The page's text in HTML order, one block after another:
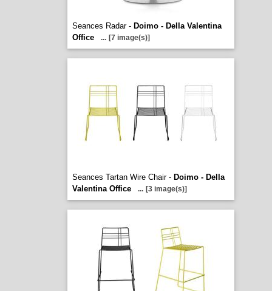
Seances Radar - Doimo - Della Valentina
Office
... [7 image(s)]
Seances Tartan Wire Chair - Doimo - Della
Valentina Office
... [3 image(s)]